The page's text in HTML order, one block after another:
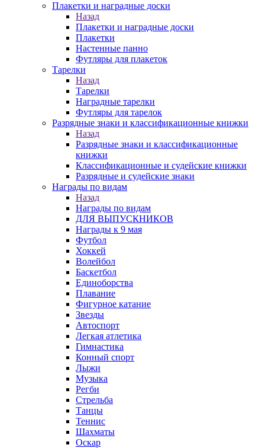
Плакетки и наградные доски
Назад
Плакетки и наградные доски
Плакетки
Настенные панно
Футляры для плакеток
Тарелки
Назад
Тарелки
Наградные тарелки
Футляры для тарелок
Разрядные знаки и классификационные книжки
Назад
Разрядные знаки и классификационные
книжки
Классификационные и судейские книжки
Разрядные и судейские знаки
Награды по видам
Назад
Награды по видам
ДЛЯ ВЫПУСКНИКОВ
Награды к 9 мая
Футбол
Хоккей
Волейбол
Баскетбол
Единоборства
Плавание
Фигурное катание
Звезды
Автоспорт
Легкая атлетика
Гимнастика
Конный спорт
Лыжи
Музыка
Регби
Стрельба
Танцы
Теннис
Шахматы
Оскар